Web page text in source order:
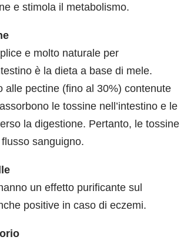
e stimola il metabolismo.
e molto naturale per
è la dieta a base di mele.
alle pectine (fino al 30%) contenute
le tossine nell’intestino e le
la digestione. Pertanto, le tossine
sanguigno.
un effetto purificante sul
positive in caso di eczemi.